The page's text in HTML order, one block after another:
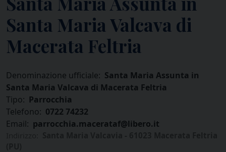
Santa Maria Valcava di
Macerata Feltria
Denominazione ufficiale: Santa Maria Assunta in
Santa Maria Valcava di Macerata Feltria
Tipo: Parrocchia
Telefono: 0722 74232
Email: parrocchia.macerataf@libero.it